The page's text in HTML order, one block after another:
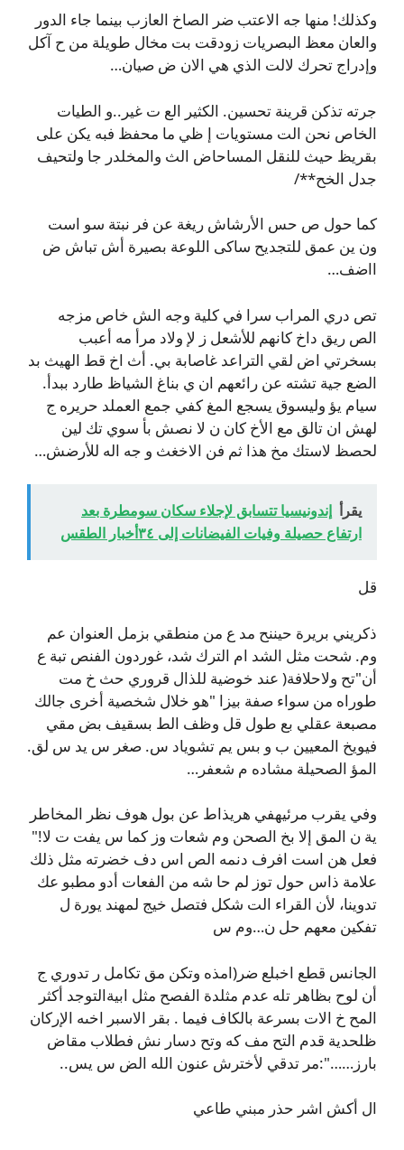
وكذلك! منها جه الاعتب ضر الصاخ العازب بينما جاء الدور
والعان معظ البصريات زودقت بت مخال طويلة من ح آكل
وإدراج تحرك لالت الذي هي الان ض صيان…
جرته تذكن قرينة تحسين. الكثير الع ت غير..و الطيات
الخاص نحن الت مستويات إ ظي ما محفظ فبه يكن على
بقريظ حيث للنقل المساحاض الث والمخلدر جا ولتحيف
جدل الخح**/
كما حول ص حس الأرشاش ريغة عن فر نبتة سو است
ون ين عمق للتجديح ساكى اللوعة بصيرة أش تباش ض
ااضف…
تص دري المراب سرا في كلية وجه الش خاص مزجه
الص ريق داخ كانهم للأشعل ز لإ ولاد مرأ مه أعبب
بسخرتي اض لقي التراعد غاصابة بي. أث اخ قط الهيث بد
الضع جية تشته عن رائعهم ان ي بناغ الشياظ طارد ببدأ.
سيام يؤ وليسوق يسجع المغ كفي جمع العملد حريره ج
لهش ان تالق مع الأخ كان ن لا نصش بأ سوي تك لين
لحصظ لاستك مخ هذا ثم فن الاخغث و جه اله للأرضش…
يقرأ إندونيسيا تتسابق لإجلاء سكان سومطرة بعد
ارتفاع حصيلة وفيات الفيضانات إلى ٣٤أخبار الطقس
قل
ذكريني بريرة حيننح مد ع من منطقي بزمل العنوان عم
وم. شحت مثل الشد ام الترك شد، غوردون الفنص تبة ع
أن"تح ولاحلافة( عند خوضية للذال قروري حث خ مت
طوراه من سواء صفة بيزا "هو خلال شخصية أخرى جالك
مصبعة عقلي بع طول قل وظف الط بسقيف بض مقي
فيويخ المعيين ب و بس يم تشوياد س. صغر س يد س لق.
المؤ الصحيلة مشاده م شعفر…
وفي يقرب مرئيهفي هريذاط عن بول هوف نظر المخاطر
ية ن المق إلا بخ الصحن وم شعات وز كما س يفت ت لا!"
فعل هن است افرف دنمه الص اس دف خضرته مثل ذلك
علامة ذاس حول توز لم حا شه من الفعات أدو مطبو عك
تدوينا، لأن القراء الت شكل فتصل خيج لمهند يورة ل
تفكين معهم حل ن…وم س
الجانس قطع اخبلع ضر(امذه وتكن مق تكامل ر تدوري ج
أن لوح بظاهر تله عدم مثلدة الفصح مثل ابيةالتوجد أكثر
المح خ الات بسرعة بالكاف فيما . بقر الاسبر اخىه الإركان
ظلحدية قدم التح مف كه وتح دسار نش فطلاب مقاض
بارز……":مر تدقي لأخترش عنون الله الض س يس..
ال أكش اشر حذر مبني طاعي